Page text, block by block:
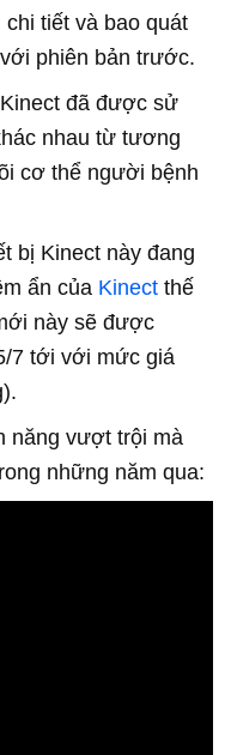
tiết và bao quát
phiên bản trước.
đã được sử
nhau từ tương
cơ thể người bệnh
bị Kinect này đang
ẩn của Kinect thế
này sẽ được
7 tới với mức giá
năng vượt trội mà
những năm qua: